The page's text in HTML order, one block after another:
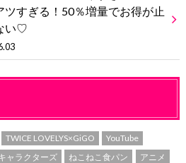
ツすぎる！50％増量でお得が止
い♡
TWICE LOVELYS×GiGO
YouTube
ャラクターズ ねこねこ食パン
アニメ